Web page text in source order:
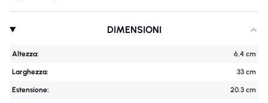
DIMENSIONI
Altezza: 6,4 cm
Larghezza: 33 cm
Estensione: 20.3 cm